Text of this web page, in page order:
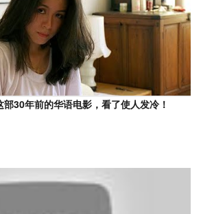
部30年前的华语电影，看了使人发冷！